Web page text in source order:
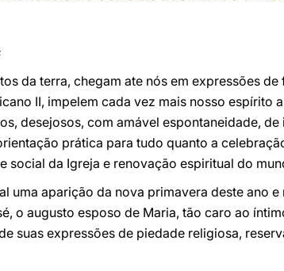
da terra, chegam ate nós em expressões
II, impelem cada vez mais nosso espírito
desejosos, com amável espontaneidade,
prática para tudo quanto a
social da Igreja e renovação espiritual do
uma aparição da nova primavera deste ano
o augusto esposo de Maria, tão caro ao
suas expressões de piedade religiosa,